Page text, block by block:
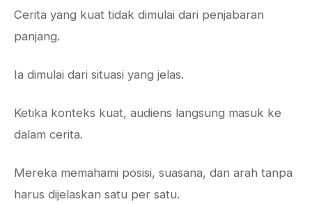
Cerita yang kuat tidak dimulai dari penjabaran
panjang.
Ia dimulai dari situasi yang jelas.
Ketika konteks kuat, audiens langsung masuk ke
dalam cerita.
Mereka memahami posisi, suasana, dan arah tanpa
harus dijelaskan satu per satu.